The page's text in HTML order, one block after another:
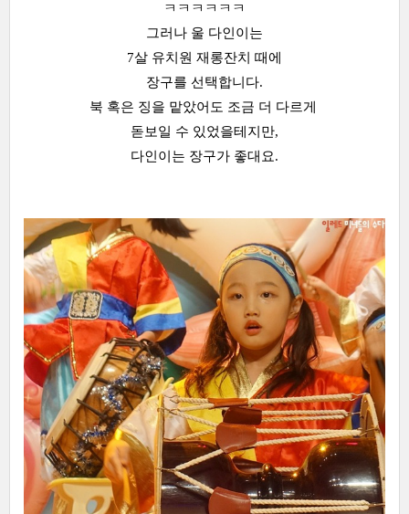
ㅋㅋㅋㅋㅋㅋ
그러나 울 다인이는
7살 유치원 재롱잔치 때에
장구를 선택합니다.
북 혹은 징을 맡았어도 조금 더 다르게
돋보일 수 있었을테지만,
다인이는 장구가 좋대요.